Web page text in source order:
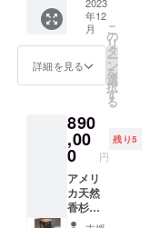
にサ
ポート
が必要
な方
は、備
考欄に
入くだ
さい。
必要な
い方は
「な
し」と
ご記入
くださ
ンブ
ロッ
ク、職
人が使
う方の
ためを
作った
結果
40kgと
重量が
あるも
のに
なって
おりま
2023
年12
月
詳細を見る
こ
の
リ
タ
ー
ン
を
選
択
す
る
890
,00
0 円
残り5
アメリ
カ天然
香杉の
レジン